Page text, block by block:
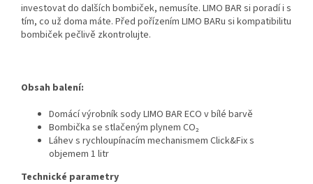
investovat do dalších bombiček, nemusíte. LIMO BAR si poradí i s
tím, co už doma máte. Před pořízením LIMO BARu si kompatibilitu
bombiček pečlivě zkontrolujte.
Obsah balení:
Domácí výrobník sody LIMO BAR ECO v bílé barvě
Bombička se stlačeným plynem CO₂
Láhev s rychloupínacím mechanismem Click&Fix s
objemem 1 litr
Technické parametry